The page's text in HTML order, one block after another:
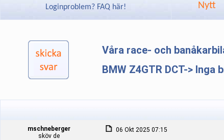
Loginproblem? FAQ här!
Nytt
Våra race- och
BMW Z4GTR DCT-> Inga
mschneberger
sköv de
06 Okt 2025 07:15